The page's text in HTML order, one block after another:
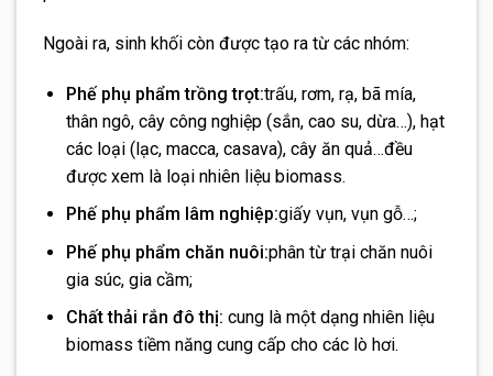
Ngoài ra, sinh khối còn được tạo ra từ các nhóm:
Phế phụ phẩm trồng trọt:trấu, rơm, rạ, bã mía,
thân ngô, cây công nghiệp (sắn, cao su, dừa…), hạt
các loại (lạc, macca, casava), cây ăn quả…đều
được xem là loại nhiên liệu biomass.
Phế phụ phẩm lâm nghiệp:giấy vụn, vụn gỗ…;
Phế phụ phẩm chăn nuôi:phân từ trại chăn nuôi
gia súc, gia cầm;
Chất thải rắn đô thị: cung là một dạng nhiên liệu
biomass tiềm năng cung cấp cho các lò hơi.